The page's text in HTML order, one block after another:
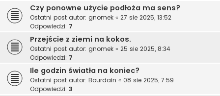
Czy ponowne użycie podłoża ma sens?
Ostatni post autor: gnomek « 27 sie 2025, 13:52
Odpowiedzi: 7
Przejście z ziemi na kokos.
Ostatni post autor: gnomek « 25 sie 2025, 8:34
Odpowiedzi: 7
Ile godzin światła na koniec?
Ostatni post autor: Bourdain « 08 sie 2025, 7:59
Odpowiedzi: 3